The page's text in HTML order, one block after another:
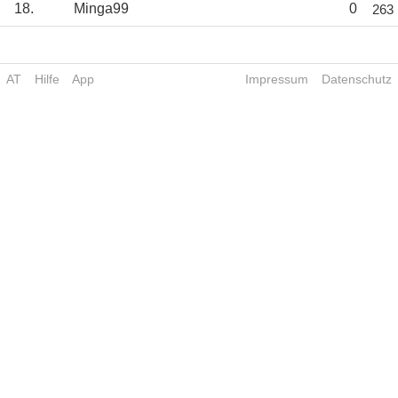
18. Minga99 0 263
AT Hilfe App Impressum Datenschutz